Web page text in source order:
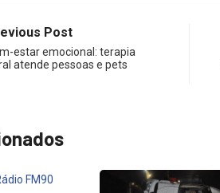
Post
estar emocional: terapia
atende pessoas e pets